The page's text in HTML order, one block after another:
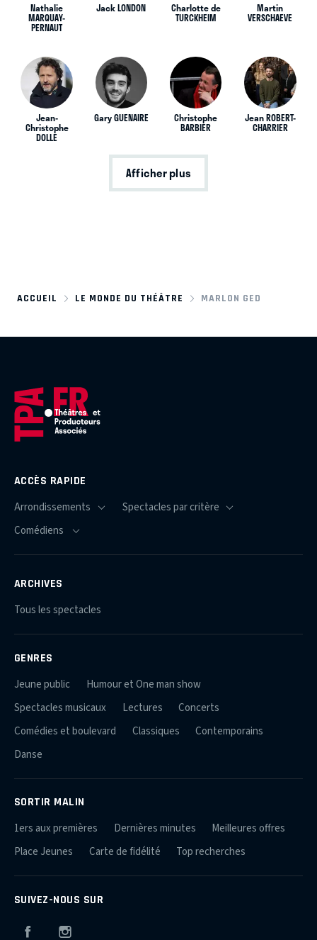
Nathalie
MARQUAY-
PERNAUT
Jack LONDON Charlotte de
TURCKHEIM
Martin
VERSCHAEVE
Jean-
Christophe
DOLLE
Gary GUENAIRE Christophe
BARBIER
Jean ROBERT-
CHARRIER
Afficher plus
ACCUEIL LE MONDE DU THÉÂTRE MARLON GED
ACCÈS RAPIDE
ARCHIVES
Tous les spectacles
GENRES
Jeune public
Humour et One man show
Spectacles musicaux
Lectures
Concerts
Comédies et boulevard
Classiques
Contemporains
Danse
SORTIR MALIN
1ers aux premières Dernières minutes
Meilleures offres
Place Jeunes
Carte de fidélité Top recherches
SUIVEZ-NOUS SUR
Facebook